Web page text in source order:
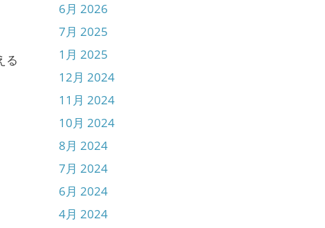
る
6月 2026
7月 2025
1月 2025
12月 2024
11月 2024
10月 2024
8月 2024
7月 2024
6月 2024
4月 2024